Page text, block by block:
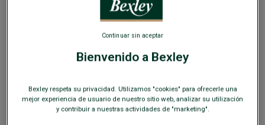
plumas Marino oscuro - SOREN III
cortavientos
249,00 € 229,00 € REBAJAS
Bienvenido a Bexley
Bexley respeta su privacidad. Utilizamos "cookies" para ofrecerle una
mejor experiencia de usuario de nuestro sitio web, analizar su utilización
y contribuir a nuestras actividades de "marketing".
Continuar sin aceptar